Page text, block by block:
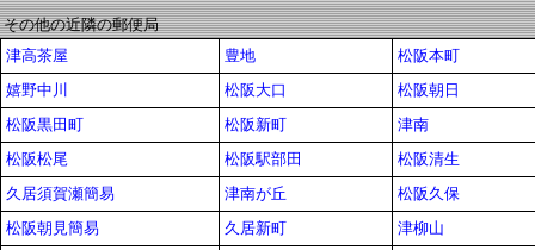
その他の近隣の郵便局
津高茶屋
豊地
松阪本町
嬉野中川
松阪大口
松阪朝日
松阪黒田町
松阪新町
津南
松阪松尾
松阪駅部田
松阪清生
久居須賀瀬簡易
津南が丘
松阪久保
松阪朝見簡易
久居新町
津柳山